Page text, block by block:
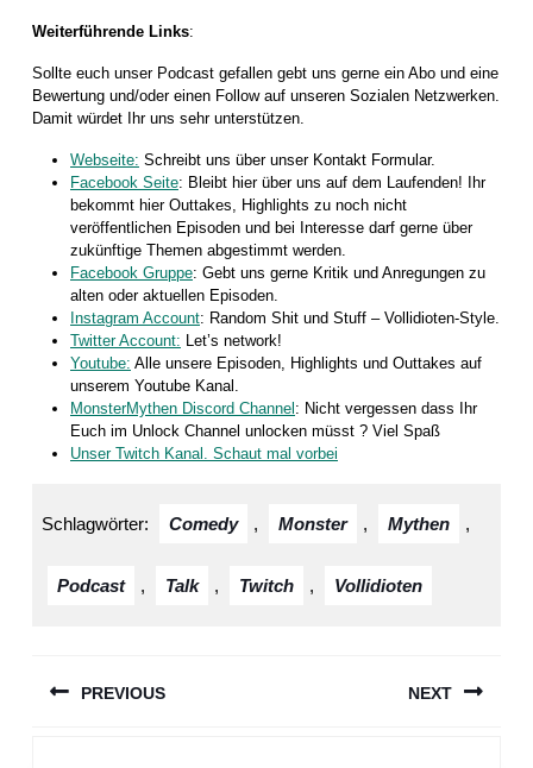
Weiterführende Links:
Sollte euch unser Podcast gefallen gebt uns gerne ein Abo und eine
Bewertung und/oder einen Follow auf unseren Sozialen Netzwerken.
Damit würdet Ihr uns sehr unterstützen.
Webseite: Schreibt uns über unser Kontakt Formular.
Facebook Seite: Bleibt hier über uns auf dem Laufenden! Ihr
bekommt hier Outtakes, Highlights zu noch nicht
veröffentlichen Episoden und bei Interesse darf gerne über
zukünftige Themen abgestimmt werden.
Facebook Gruppe: Gebt uns gerne Kritik und Anregungen zu
alten oder aktuellen Episoden.
Instagram Account: Random Shit und Stuff – Vollidioten-Style.
Twitter Account: Let’s network!
Youtube: Alle unsere Episoden, Highlights und Outtakes auf
unserem Youtube Kanal.
MonsterMythen Discord Channel : Nicht vergessen dass Ihr
Euch im Unlock Channel unlocken müsst ? Viel Spaß
Unser Twitch Kanal. Schaut mal vorbei
Schlagwörter: Comedy , Monster , Mythen ,
Podcast , Talk , Twitch , Vollidioten
PREVIOUS NEXT